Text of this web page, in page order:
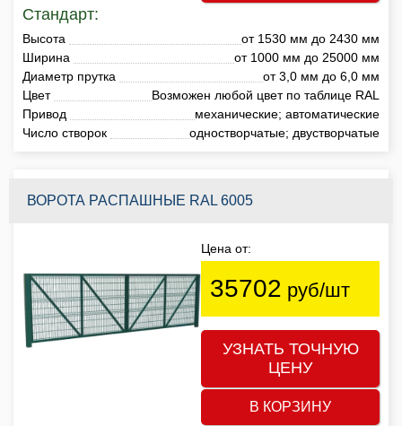
Стандарт:
Высота
от 1530 мм до 2430 мм
Ширина
от 1000 мм до 25000 мм
Диаметр прутка
от 3,0 мм до 6,0 мм
Цвет
Возможен любой цвет по таблице RAL
Привод
механические; автоматические
Число створок
одностворчатые; двустворчатые
ВОРОТА РАСПАШНЫЕ RAL 6005
Цена от:
35702 руб/шт
УЗНАТЬ ТОЧНУЮ
ЦЕНУ
В КОРЗИНУ